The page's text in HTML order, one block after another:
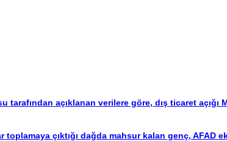
tarafından açıklanan verilere göre, dış ticaret açığı
toplamaya çıktığı dağda mahsur kalan genç, AFAD